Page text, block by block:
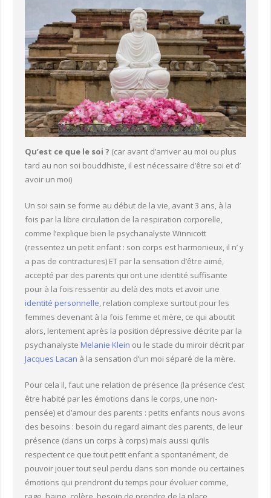
Qu’est ce que le soi ? (car avant d’arriver au moi ou plus
tard au non soi bouddhiste, il est nécessaire d’être soi et d’
avoir un moi)
Un soi sain se forme au début de la vie, avant 3 ans, à la
fois par la libre circulation de la respiration corporelle,
comme l’explique bien le psychanalyste Winnicott
(ressentez un petit enfant : son corps est harmonieux, il n’ y
a pas de contractures) ET par la sensation d’être aimé,
accepté par des parents qui ont une identité suffisante
pour à la fois ressentir au delà des mots et avoir une
identité personnelle , relation complexe surtout pour les
femmes devenant à la fois femme et mère, ce qui aboutit
alors, lentement après la position dépressive décrite par la
psychanalyste Melanie Klein ou le stade du miroir décrit par
Jacques Lacan à la sensation d’un moi séparé de la mère.
Pour cela il, faut une relation de présence (la présence c’est
être habité par les émotions dans le corps, une non-
pensée) et d’amour des parents : petits enfants nous avons
des besoins : besoin du regard aimant des parents, de leur
présence (dans un corps à corps) mais aussi qu’ils
respectent ce que tout petit enfant a spontanément, de
pouvoir jouer tout seul perdu dans son monde ou certaines
émotions qui prendront du temps pour évoluer comme,